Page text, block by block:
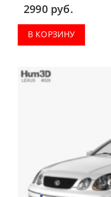
2990 руб.
В КОРЗИНУ